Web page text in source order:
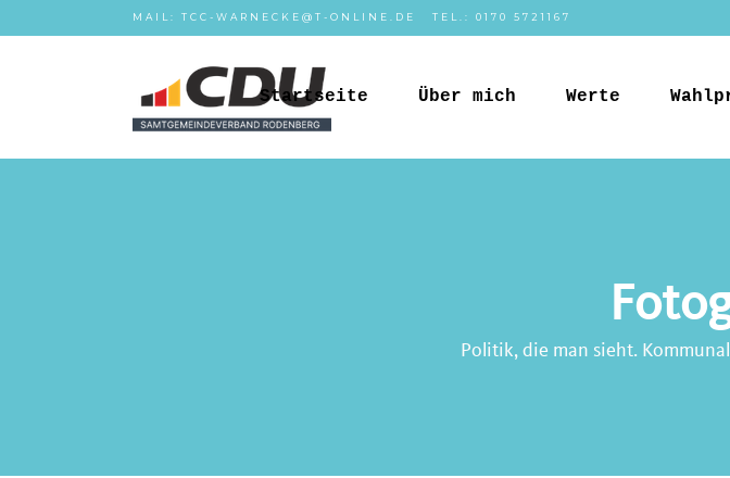
MAIL: TCC-WARNECKE@T-ONLINE.DE TEL.: 0170 5721167
Startseite Über mich Werte
Politik, die man sieht.